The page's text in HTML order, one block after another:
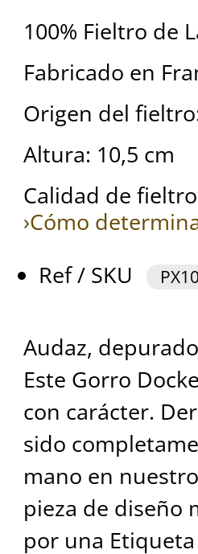
100% Fieltro de
Fabricado en
Origen del
Altura: 10,5 cm
Calidad de
›Cómo
Ref / SKU
Audaz,
Este Gorro
con carácter.
sido
mano en
pieza de diseño
por una